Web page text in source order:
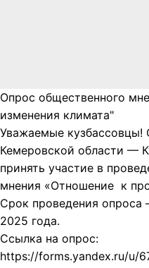
Опрос общественного
изменения климата"
Уважаемые кузбассовцы!
Кемеровской области —
принять участие в
мнения «Отношение к
Срок проведения опроса
2025 года.
Ссылка на опрос:
https://forms.yandex.ru/u/